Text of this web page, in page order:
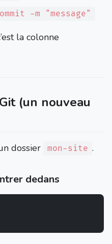
-m "message"
la colonne
(un nouveau
dossier mon-site .
dedans